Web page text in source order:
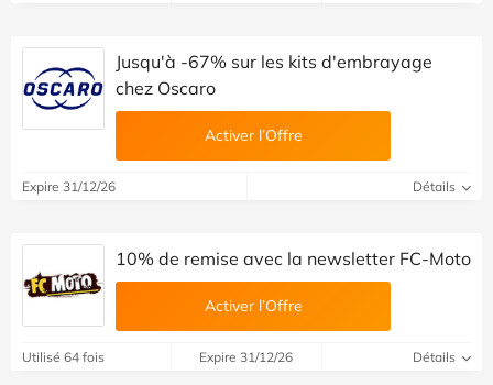
Jusqu'à -67% sur les kits d'embrayage
chez Oscaro
Activer l’Offre
Expire 31/12/26 Détails
10% de remise avec la newsletter FC-Moto
Activer l’Offre
Utilisé 64 fois Expire 31/12/26 Détails